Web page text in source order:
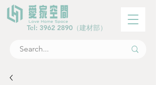
Tel: 3962 2890 （建材部）